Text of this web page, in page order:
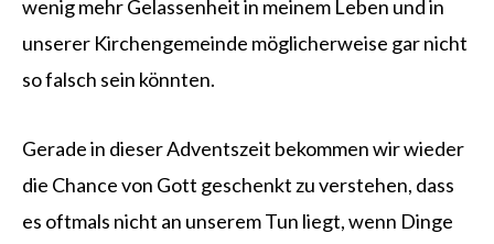
wenig mehr Gelassenheit in meinem Leben und in
unserer Kirchengemeinde möglicherweise gar nicht
so falsch sein könnten.
Gerade in dieser Adventszeit bekommen wir wieder
die Chance von Gott geschenkt zu verstehen, dass
es oftmals nicht an unserem Tun liegt, wenn Dinge